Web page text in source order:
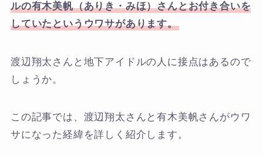
ルの有木美帆（ありき・みほ）さんとお付き合いを
していたというウワサがあります。
渡辺翔太さんと地下アイドルの人に接点はあるので
しょうか。
この記事では、渡辺翔太さんと有木美帆さんがウワ
サになった経緯を詳しく紹介します。